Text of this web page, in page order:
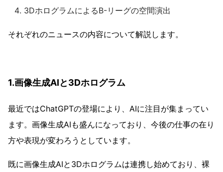
3DホログラムによるB-リーグの空間演出
それぞれのニュースの内容について解説します。
1.画像生成AIと3Dホログラム
最近ではChatGPTの登場により、AIに注目が集まってい
ます。画像生成AIも盛んになっており、今後の仕事の在り
方や表現が変わろうとしています。
既に画像生成AIと3Dホログラムは連携し始めており、裸